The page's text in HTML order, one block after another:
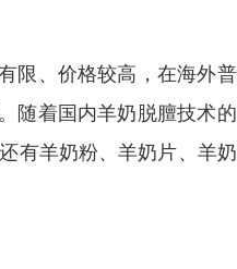
限、价格较高，在海外
随着国内羊奶脱膻技术
有羊奶粉、羊奶片、羊